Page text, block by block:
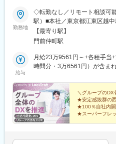
子橋今市駅、門真市駅、長田
南公園駅、西宮駅(ＪＲ線)、
寺田駅(京都府)、覚王山駅、
名駅、瑞穂運動場西駅、西高
り駅、掛川市役所前駅、大濠
西桐生駅、ひばりが丘駅(北海
駅、松陰神社前駅、飛鳥山駅
分倍河原駅、関内駅、県庁前
ラルパーク駅、野田駅(阪神線
駅、森小路駅、昭和町駅(大阪
駅、梅田駅(地下鉄)、守口市
っぽろ駅、中央区役所前駅、
勤務地
◇転勤なし／リモート相談可
駅）■本社／東京都江東区越
東京メトロ東西線・都営大江
【最寄り駅】
門前仲町駅
給与
月給23万9561円～+各種手当
時間分・3万6561円）が含ま
＼グループのDX
★安定感抜群の
★100％自社内開
★スーパーフレ